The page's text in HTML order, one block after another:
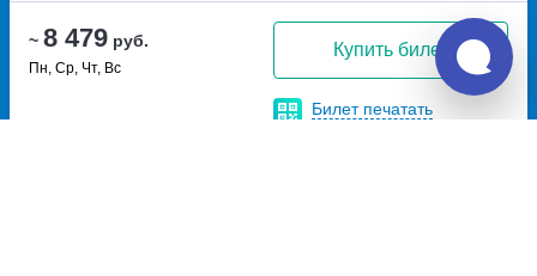
~ 8 479 руб.
Пн, Ср, Чт, Вс
Купить билет
Билет печатать